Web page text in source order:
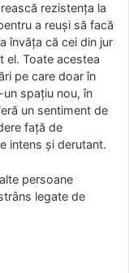
rezistența la
a reuși să facă
învăța că cei din jur
el. Toate acestea
pe care doar în
spațiu nou, în
un sentiment de
față de
intens și derutant.
persoane
legate de